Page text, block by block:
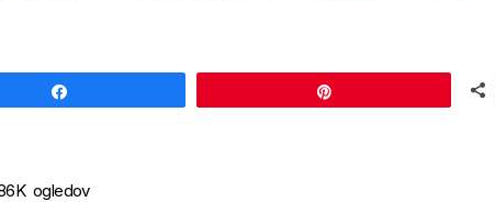
ogledov